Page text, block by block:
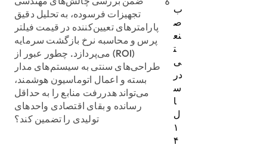
ب
ص
نع
ت
ی
در
س
ا
ل
۱
۴
6
تجهیزات فرسوده، به تحلیل دقیق
پارامترهای تعیین‌کننده در قیمت فیلتر
پرس و محاسبه نرخ بازگشت سرمایه
(ROI) می‌پردازد. چطور عبور از
طراحی‌های سنتی به سیستم‌های مدار
بسته و اعمال اتوماسیون هوشمند،
می‌تواند هدررفت منابع را به حداقل
رسانده و بقای اقتصادی واحدهای
تولیدی را تضمین کند؟